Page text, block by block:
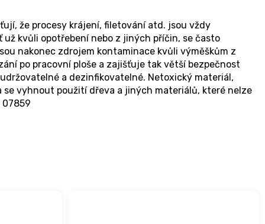
že procesy krájení, filetování atd. jsou vždy
už kvůli opotřebení nebo z jiných příčin, se často
nakonec zdrojem kontaminace kvůli výměškům z
po pracovní ploše a zajišťuje tak větší bezpečnost
a dezinfikovatelné. Netoxický materiál,
vyhnout použití dřeva a jiných materiálů, které nelze